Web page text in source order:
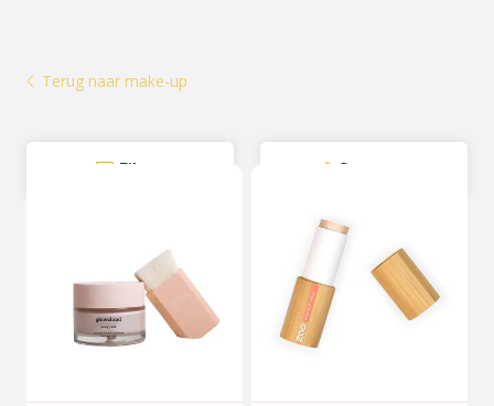
Terug naar make-up
Filter Sorteer